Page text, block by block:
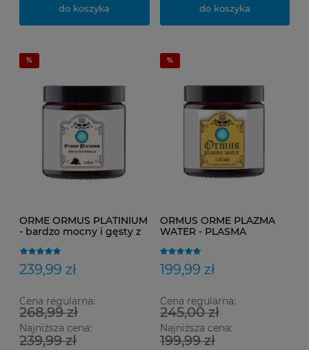
do koszyka do koszyka
ORME ORMUS PLATINIUM
- bardzo mocny i gęsty z
złota 120 ml
239,99 zł
Cena regularna:
268,99 zł
Najniższa cena:
239,99 zł
ORMUS ORME PLAZMA
WATER - PLASMA
ml
199,99 zł
Cena regularna:
245,00 zł
Najniższa cena:
199,99 zł